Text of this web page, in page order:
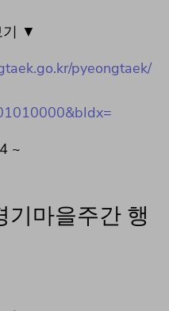
기 ▼
pyeongtaek/
~
기마을주간 행